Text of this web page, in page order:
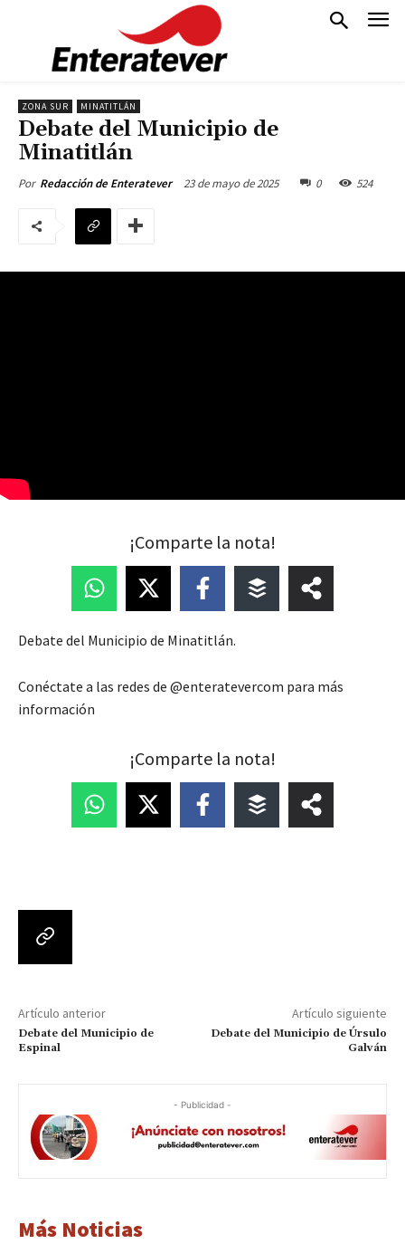
ZONA SUR MINATITLÁN
Debate del Municipio de
Minatitlán
Por Redacción de Enteratever 23 de mayo de 2025 0 524
¡Comparte la nota!
Debate del Municipio de Minatitlán.
Conéctate a las redes de @enteratevercom para más
información
¡Comparte la nota!
Artículo anterior
Debate del Municipio de
Espinal
Artículo siguiente
Debate del Municipio de Úrsulo
Galván
- Publicidad -
Más Noticias